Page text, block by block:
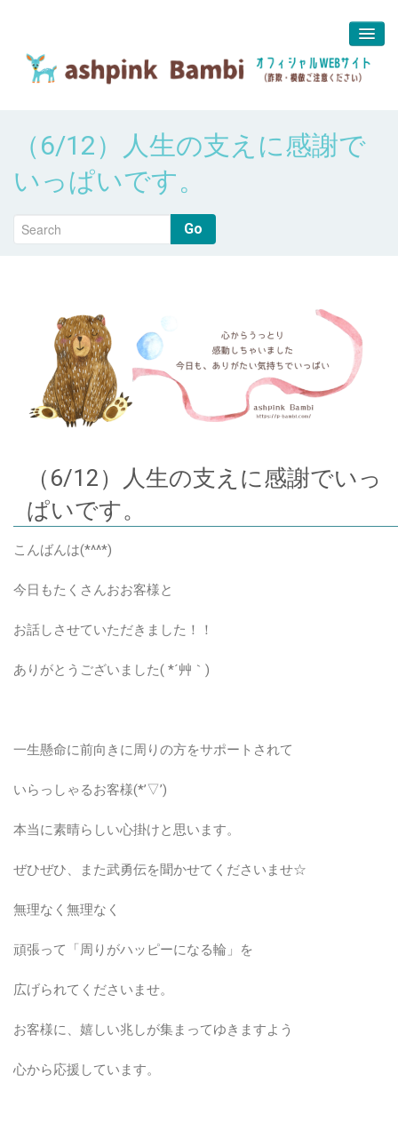
about us
堀江 真代
（6/12）人生の支えに感謝で
いっぱいです。
Go
（6/12）人生の支えに感謝でいっ
ぱいです。
こんばんは(*^^*)
今日もたくさんおお客様と
お話しさせていただきました！！
ありがとうございました( *´艸｀)
一生懸命に前向きに周りの方をサポートされて
いらっしゃるお客様(*’▽’)
本当に素晴らしい心掛けと思います。
ぜひぜひ、また武勇伝を聞かせてくださいませ☆
無理なく無理なく
頑張って「周りがハッピーになる輪」を
広げられてくださいませ。
お客様に、嬉しい兆しが集まってゆきますよう
心から応援しています。